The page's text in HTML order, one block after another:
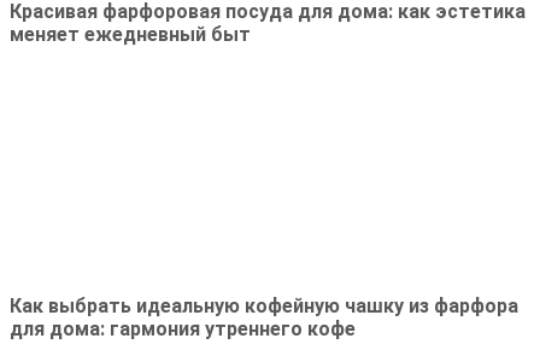
Красивая фарфоровая посуда для дома: как эстетика
меняет ежедневный быт
Как выбрать идеальную кофейную чашку из фарфора
для дома: гармония утреннего кофе